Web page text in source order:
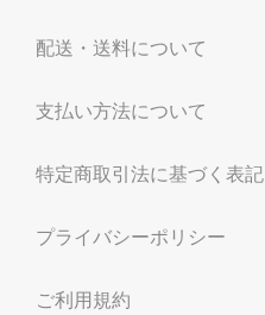
配送・送料について
支払い方法について
特定商取引法に基づく表記
プライバシーポリシー
ご利用規約